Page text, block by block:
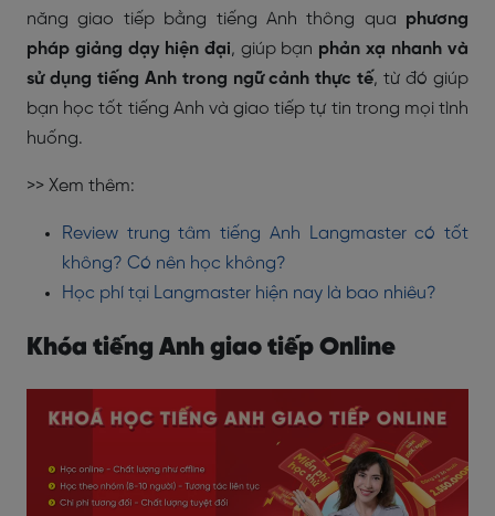
năng giao tiếp bằng tiếng Anh thông qua phương
pháp giảng dạy hiện đại, giúp bạn phản xạ nhanh và
sử dụng tiếng Anh trong ngữ cảnh thực tế, từ đó giúp
bạn học tốt tiếng Anh và giao tiếp tự tin trong mọi tình
huống.
>> Xem thêm:
Review trung tâm tiếng Anh Langmaster có tốt
không? Có nên học không?
Học phí tại Langmaster hiện nay là bao nhiêu?
Khóa tiếng Anh giao tiếp Online